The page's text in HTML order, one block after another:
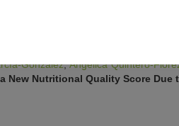
alta calidad para sus productos,
fomente un mayor interés
equilibrada.
González,Angelica Quintero-
New Nutritional Quality Score